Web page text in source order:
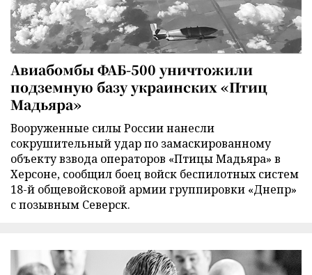
Авиабомбы ФАБ-500 уничтожили
подземную базу украинских «Птиц
Мадьяра»
Вооруженные силы России нанесли
сокрушительный удар по замаскированному
объекту взвода операторов «Птицы Мадьяра» в
Херсоне, сообщил боец войск беспилотных систем
18-й общевойсковой армии группировки «Днепр»
с позывным Северск.